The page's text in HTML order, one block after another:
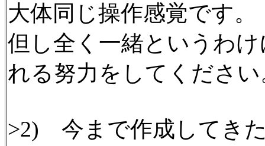
大体同じ操作感覚です。
但し全く一緒というわ
れる努力をしてください
>2) 今まで作成してき